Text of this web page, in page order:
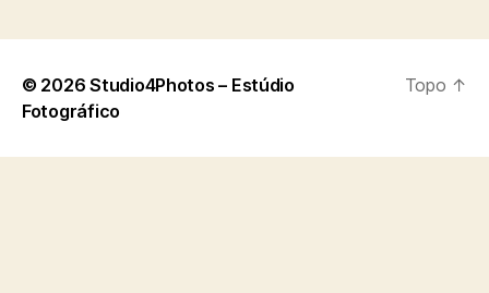
© 2026Studio4Photos – Estúdio
Fotográfico
Topo ↑